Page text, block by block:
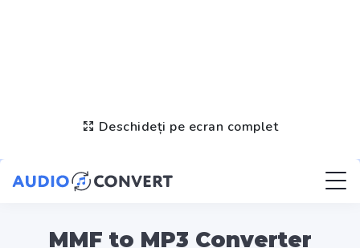
Deschideți pe ecran complet